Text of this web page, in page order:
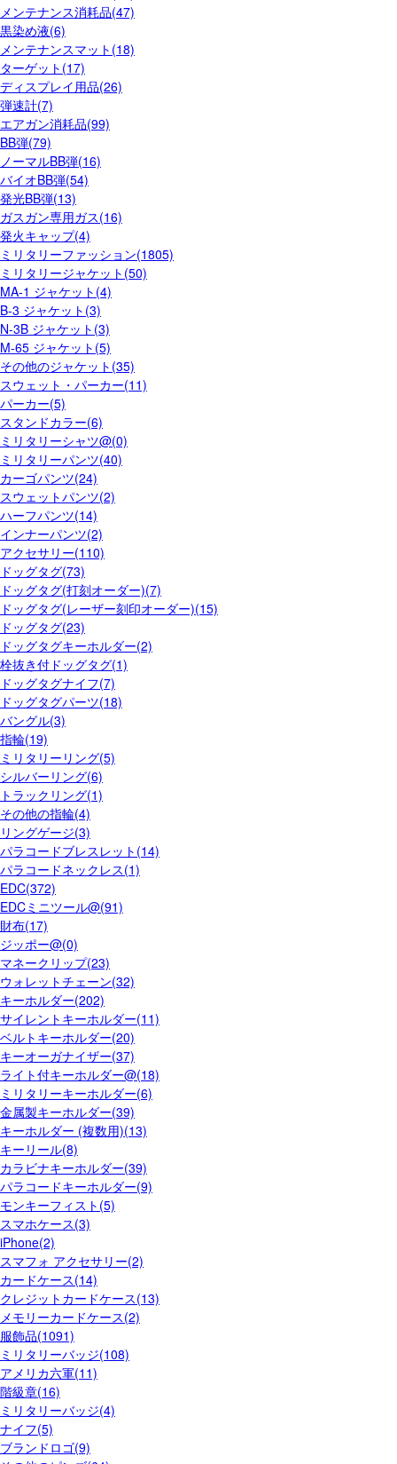
メンテナンス消耗品(47)
黒染め液(6)
メンテナンスマット(18)
ターゲット(17)
ディスプレイ用品(26)
弾速計(7)
エアガン消耗品(99)
BB弾(79)
ノーマルBB弾(16)
バイオBB弾(54)
発光BB弾(13)
ガスガン専用ガス(16)
発火キャップ(4)
ミリタリーファッション(1805)
ミリタリージャケット(50)
MA-1 ジャケット(4)
B-3 ジャケット(3)
N-3B ジャケット(3)
M-65 ジャケット(5)
その他のジャケット(35)
スウェット・パーカー(11)
パーカー(5)
スタンドカラー(6)
ミリタリーシャツ@(0)
ミリタリーパンツ(40)
カーゴパンツ(24)
スウェットパンツ(2)
ハーフパンツ(14)
インナーパンツ(2)
アクセサリー(110)
ドッグタグ(73)
ドッグタグ(打刻オーダー)(7)
ドッグタグ(レーザー刻印オーダー)(15)
ドッグタグ(23)
ドッグタグキーホルダー(2)
栓抜き付ドッグタグ(1)
ドッグタグナイフ(7)
ドッグタグパーツ(18)
バングル(3)
指輪(19)
ミリタリーリング(5)
シルバーリング(6)
トラックリング(1)
その他の指輪(4)
リングゲージ(3)
パラコードブレスレット(14)
パラコードネックレス(1)
EDC(372)
EDCミニツール@(91)
財布(17)
ジッポー@(0)
マネークリップ(23)
ウォレットチェーン(32)
キーホルダー(202)
サイレントキーホルダー(11)
ベルトキーホルダー(20)
キーオーガナイザー(37)
ライト付キーホルダー@(18)
ミリタリーキーホルダー(6)
金属製キーホルダー(39)
キーホルダー (複数用)(13)
キーリール(8)
カラビナキーホルダー(39)
パラコードキーホルダー(9)
モンキーフィスト(5)
スマホケース(3)
iPhone(2)
スマフォ アクセサリー(2)
カードケース(14)
クレジットカードケース(13)
メモリーカードケース(2)
服飾品(1091)
ミリタリーバッジ(108)
アメリカ六軍(11)
階級章(16)
ミリタリーバッジ(4)
ナイフ(5)
ブランドロゴ(9)